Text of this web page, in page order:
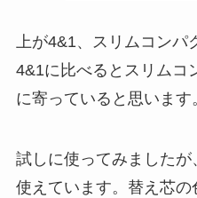
上が4&1、スリムコンパ
4&1に比べるとスリムコ
に寄っていると思います
試しに使ってみましたが
使えています。替え芯の